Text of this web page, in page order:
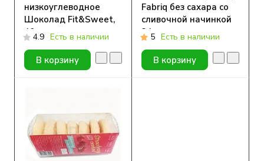
низкоуглеводное
Шоколад Fit&Sweet,
40 г
4.9 Есть в наличии
В корзину
Fabriq без сахара со
сливочной начинкой
34гр
5 Есть в наличии
В корзину